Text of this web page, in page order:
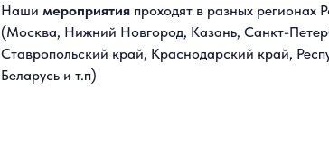
Наши мероприятия проходят в разных регионах
(Москва, Нижний Новгород, Казань, Санкт-
Ставропольский край, Краснодарский край,
Беларусь и т.п)